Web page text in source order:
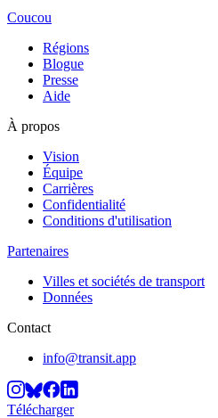
Coucou
Régions
Blogue
Presse
Aide
À propos
Vision
Équipe
Carrières
Confidentialité
Conditions d'utilisation
Partenaires
Villes et sociétés de transport
Données
Contact
info@transit.app
Télécharger